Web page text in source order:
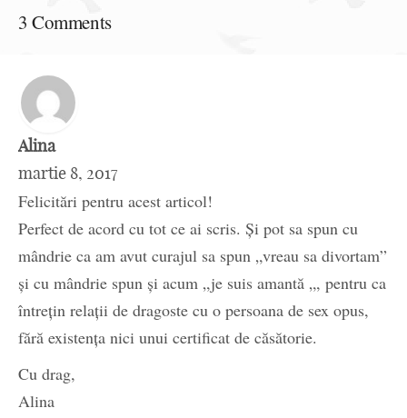
3 Comments
Alina
martie 8, 2017
Felicitări pentru acest articol!
Perfect de acord cu tot ce ai scris. Și pot sa spun cu
mândrie ca am avut curajul sa spun „vreau sa divortam”
și cu mândrie spun și acum „je suis amantă „, pentru ca
întrețin relații de dragoste cu o persoana de sex opus,
fără existența nici unui certificat de căsătorie.
Cu drag,
Alina